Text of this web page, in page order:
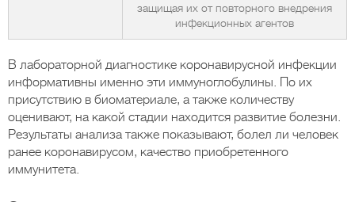
защищая их от повторного внедрения
инфекционных агентов
В лабораторной диагностике коронавирусной инфекции
информативны именно эти иммуноглобулины. По их
присутствию в биоматериале, а также количеству
оценивают, на какой стадии находится развитие болезни.
Результаты анализа также показывают, болел ли человек
ранее коронавирусом, качество приобретенного
иммунитета.